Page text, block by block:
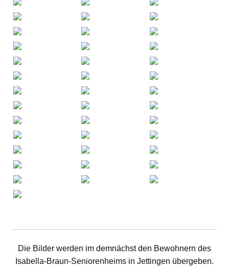
Die Bilder werden im demnächst den Bewohnern des
Isabella-Braun-Seniorenheims in Jettingen übergeben.